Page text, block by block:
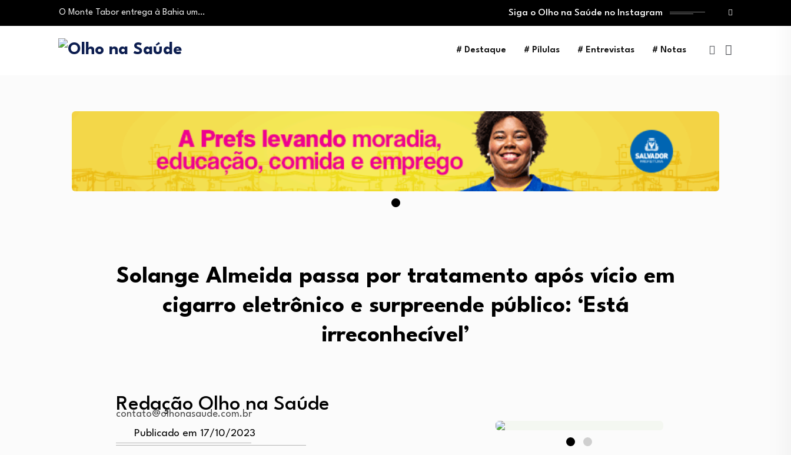
O Monte Tabor entrega à Bahia um…
Mitos sobre a testosterona colocam em risco…
Insanidade com criança vulnerável
Siga o Olho na Saúde no Instagram
# Destaque # Pílulas # Entrevistas # Notas
Solange Almeida passa por tratamento após vício em
cigarro eletrônico e surpreende público: ‘Está
irreconhecível’
Redação Olho na Saúde
contato@olhonasaude.com.br
Publicado em 17/10/2023